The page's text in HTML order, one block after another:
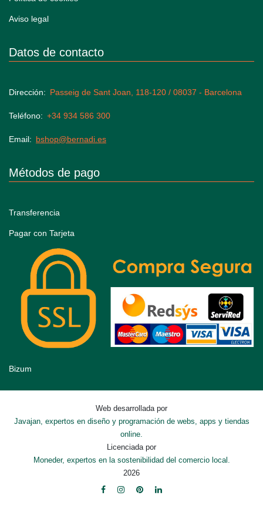
Aviso legal
Datos de contacto
Dirección Passeig de Sant Joan, 118-120 / 08037 - Barcelona
Teléfono +34 934 586 300
Email bshop@bernadi.es
Métodos de pago
Transferencia
Pagar con Tarjeta
Bizum
Web desarrollada por
Javajan, expertos en diseño y programación de webs, apps y tiendas
online.
Licenciada por
Moneder, expertos en la sostenibilidad del comercio local.
2026